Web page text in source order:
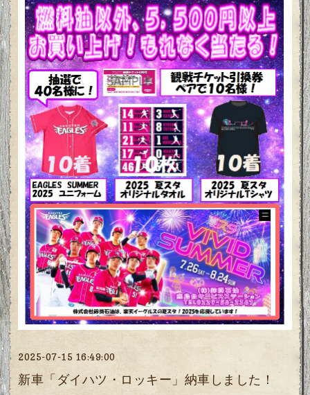
2025-07-15 16:49:00
新車「ダイハツ・ロッキー」納車しました！